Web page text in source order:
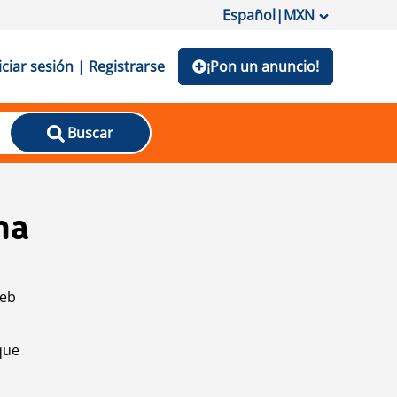
Español|MXN
sesión | Registrarse ¡Pon un anuncio!
Buscar